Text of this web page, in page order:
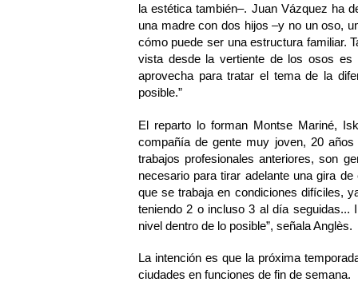
la estética también–. Juan Vázquez ha
una madre con dos hijos –y no un oso,
cómo puede ser una estructura familiar.
vista desde la vertiente de los osos
aprovecha para tratar el tema de la
posible.”
El reparto lo forman Montse Mariné,
compañía de gente muy joven, 20
trabajos profesionales anteriores, son
necesario para tirar adelante una gira
que se trabaja en condiciones difíciles,
teniendo 2 o incluso 3 al día seguidas...
nivel dentro de lo posible”, señala Anglès.
La intención es que la próxima
ciudades en funciones de fin de semana.